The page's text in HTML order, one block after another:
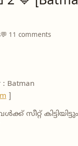
💬 11 comments
: Batman
]